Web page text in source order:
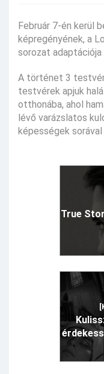
Február 7-én kerül
képregényének, a
sorozat adaptációja
A történet 3
testvérek apjuk
otthonába, ahol
lévő varázslatos
képességek
True